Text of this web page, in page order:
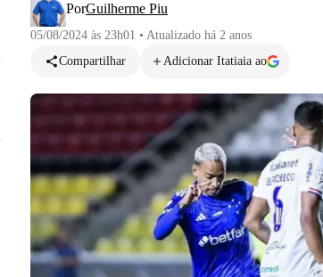
PorGuilherme Piu
05/08/2024 às 23h01 • Atualizado há 2 anos
Compartilhar
Adicionar Itatiaia ao